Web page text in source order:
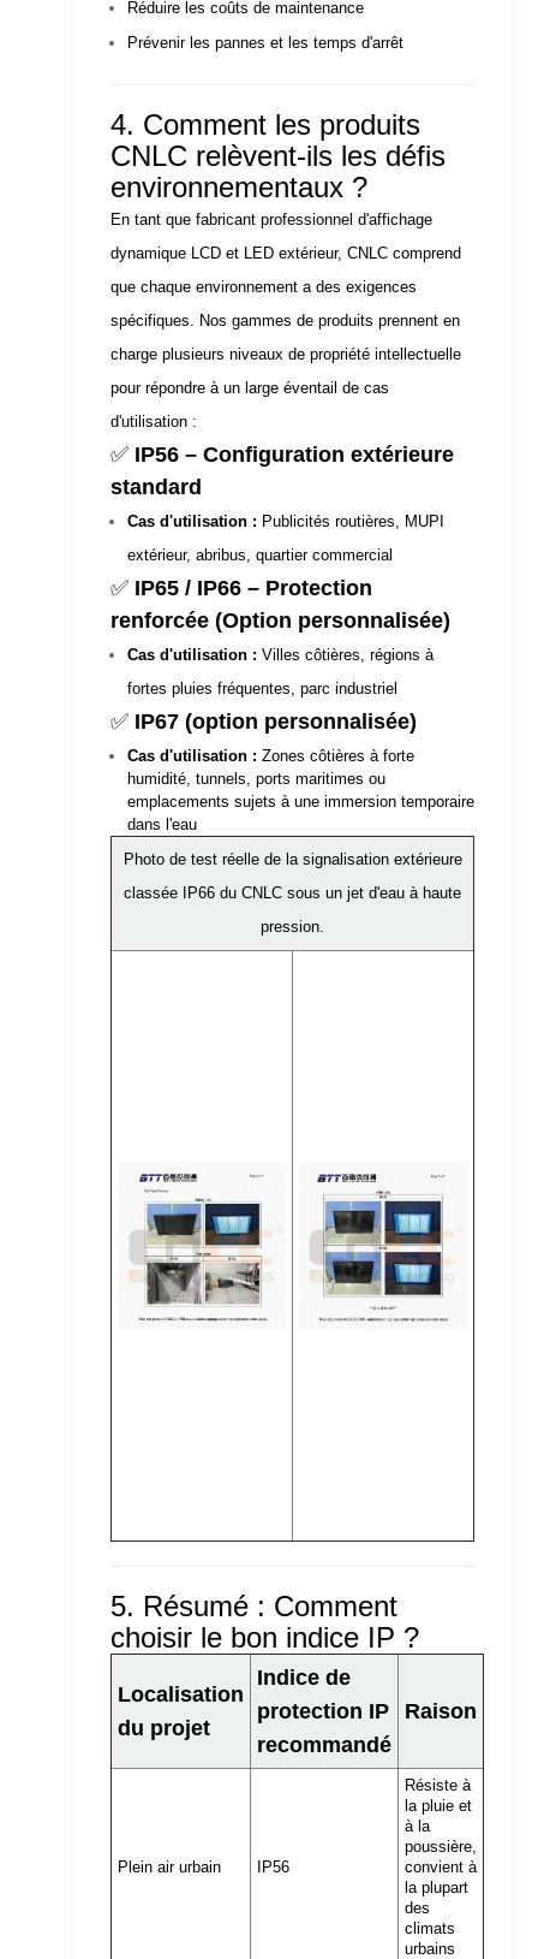
Réduire les coûts de maintenance
Prévenir les pannes et les temps d'arrêt
4. Comment les produits
CNLC relèvent-ils les défis
environnementaux ?
En tant que fabricant professionnel d'affichage
dynamique LCD et LED extérieur, CNLC comprend
que chaque environnement a des exigences
spécifiques. Nos gammes de produits prennent en
charge plusieurs niveaux de propriété intellectuelle
pour répondre à un large éventail de cas
d'utilisation :
✅ IP56 – Configuration extérieure
standard
Cas d'utilisation : Publicités routières, MUPI
extérieur, abribus, quartier commercial
✅ IP65 / IP66 – Protection
renforcée(Option personnalisée)
Cas d'utilisation : Villes côtières, régions à
fortes pluies fréquentes, parc industriel
✅ IP67 (option personnalisée)
Cas d'utilisation : Zones côtières à forte
humidité, tunnels, ports maritimes ou
emplacements sujets à une immersion temporaire
dans l'eau
Photo de test réelle de la signalisation extérieure
classée IP66 du CNLC sous un jet d'eau à haute
pression.
5. Résumé : Comment
choisir le bon indice IP ?
Localisation
du projet
Indice de
protection IP
recommandé
Raison
Plein air urbain IP56
Résiste à
la pluie et
à la
poussière,
convient à
la plupart
des
climats
urbains